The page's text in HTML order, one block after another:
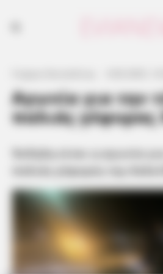
Αγωνία για την
παλιάς γέφυρας
Έκδηλη είναι η αγωνία